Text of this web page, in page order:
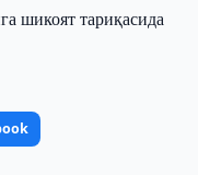
шикоят тариқасида